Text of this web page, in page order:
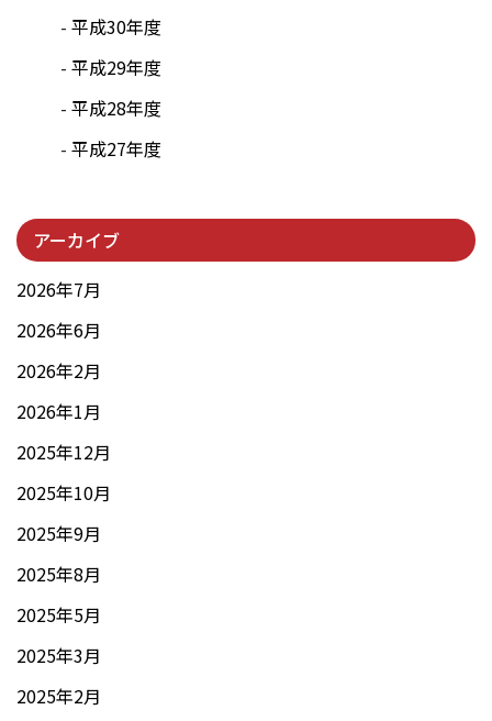
平成30年度
平成29年度
平成28年度
平成27年度
アーカイブ
2026年7月
2026年6月
2026年2月
2026年1月
2025年12月
2025年10月
2025年9月
2025年8月
2025年5月
2025年3月
2025年2月